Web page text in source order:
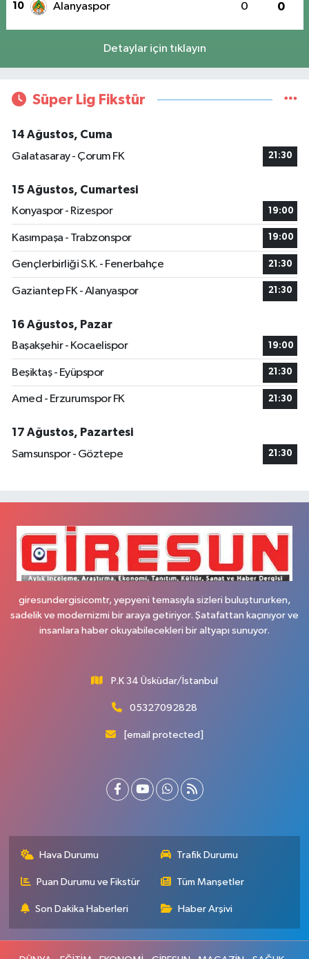
10 Alanyaspor 0 0
Detaylar için tıklayın
Süper Lig Fikstür
14 Ağustos, Cuma
Galatasaray - Çorum FK
21:30
15 Ağustos, Cumartesi
Konyaspor - Rizespor
19:00
Kasımpaşa - Trabzonspor 19:00
Gençlerbirliği S.K. - Fenerbahçe 21:30
Gaziantep FK - Alanyaspor 21:30
16 Ağustos, Pazar
Başakşehir - Kocaelispor
19:00
Beşiktaş - Eyüpspor 21:30
Amed - Erzurumspor FK 21:30
17 Ağustos, Pazartesi
Samsunspor - Göztepe
21:30
giresundergisicomtr, yepyeni temasıyla sizleri buluştururken,
sadelik ve modernizmi bir araya getiriyor. Şatafattan kaçınıyor ve
insanlara haber okuyabilecekleri bir altyapı sunuyor.
P.K 34 Üsküdar/İstanbul
05327092828
[email protected]
Hava Durumu Trafik Durumu
Puan Durumu ve Fikstür Tüm Manşetler
Son Dakika Haberleri Haber Arşivi